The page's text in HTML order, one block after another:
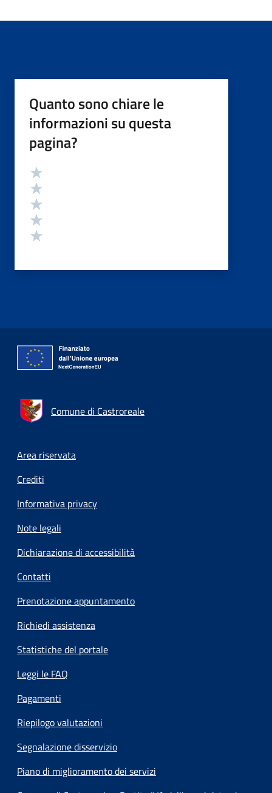
Quanto sono chiare le
informazioni su questa
pagina?
Valutazione
Comune di Castroreale
Footer menu
Area riservata
Crediti
Informativa privacy
Note legali
Dichiarazione di accessibilità
Contatti
Prenotazione appuntamento
Richiedi assistenza
Statistiche del portale
Leggi le FAQ
Pagamenti
Riepilogo valutazioni
Segnalazione disservizio
Piano di miglioramento dei servizi